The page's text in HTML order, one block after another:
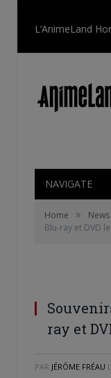
NAVIGATE
Home » News
Blu-ray et DVD
ray et
PAR JÉRÔME FRÉAU